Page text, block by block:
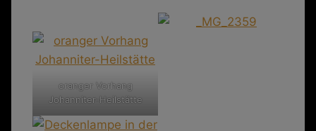
oranger Vorhang
Johanniter-Heilstätte